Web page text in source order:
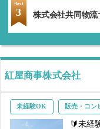
Best
3 株式会社共同物
紅屋商事株式会社
未経験OK 販売・コン
🔰未経